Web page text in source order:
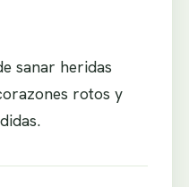
sanar heridas
rotos y